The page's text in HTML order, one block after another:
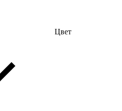
Цвет